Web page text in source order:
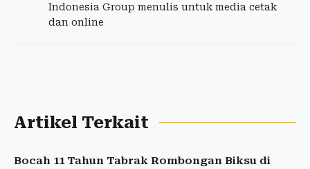
Indonesia Group menulis untuk media cetak
dan online
Artikel Terkait
Bocah 11 Tahun Tabrak Rombongan Biksu di